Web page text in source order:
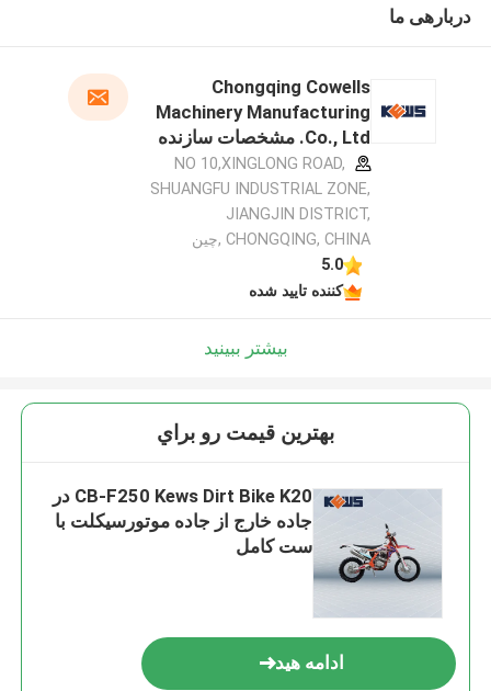
دربارهی ما
Chongqing Cowells
Machinery Manufacturing
Co., Ltd. مشخصات سازنده
NO 10,XINGLONG ROAD,
SHUANGFU INDUSTRIAL ZONE,
JIANGJIN DISTRICT,
CHONGQING, CHINA ,چین
5.0
کننده تایید شده
بیشتر ببینید
بهترين قيمت رو براي
CB-F250 Kews Dirt Bike K20 در
جاده خارج از جاده موتورسیکلت با
ست کامل
ادامه هید